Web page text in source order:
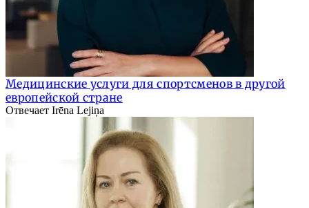
Медицинские услуги для спортсменов в другой
европейской стране
Отвечает Irēna Lejiņa